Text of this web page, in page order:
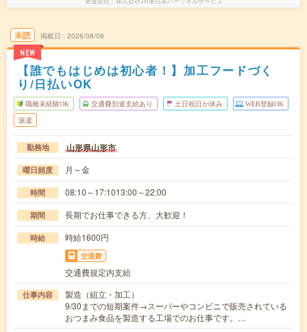
未読
NEW
掲載日 2026/08/06
【誰でもはじめは初心者！】加工フードづく
り/日払いOK
職種未経験OK 交通費別途支給あり 土日祝日が休み WEB登録OK
派遣
勤務地 山形県山形市
曜日頻度 月～金
時間 08:10～17:1013:00～22:00
期間 長期でお仕事できる方、大歓迎！
時給 時給1600円
交通費
交通費規定内支給
仕事内容
製造（組立・加工）
9/30までの短期案件→スーパーやコンビニで販売されている
おつまみ食品を製造する工場でのお仕事です。…